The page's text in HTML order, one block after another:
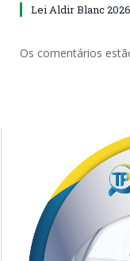
Lei Aldir Blanc 2026
Os comentários